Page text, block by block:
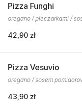
Pizza Funghi
oregano / pieczarkami /
42,90 zł
Pizza Vesuvio
oregano / sosem
43,90 zł